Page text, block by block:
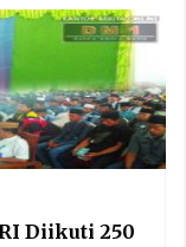
Diikuti 250